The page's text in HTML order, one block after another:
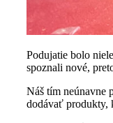
Podujatie bolo
spoznali nové,
Náš tím neúnavne
dodávať produkty,